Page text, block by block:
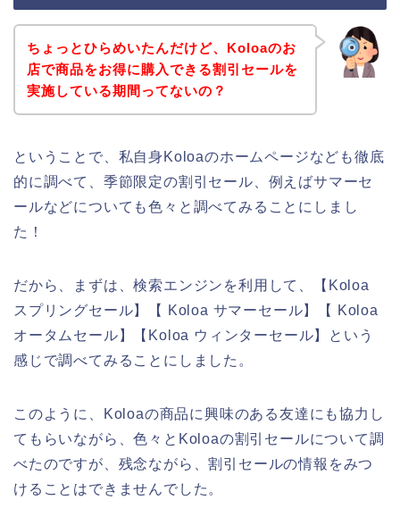
ちょっとひらめいたんだけど、Koloaのお
店で商品をお得に購入できる割引セールを
実施している期間ってないの？
ということで、私自身Koloaのホームページなども徹底
的に調べて、季節限定の割引セール、例えばサマーセ
ールなどについても色々と調べてみることにしまし
た！
だから、まずは、検索エンジンを利用して、【Koloa
スプリングセール】【 Koloa サマーセール】【 Koloa
オータムセール】【Koloa ウィンターセール】という
感じで調べてみることにしました。
このように、Koloaの商品に興味のある友達にも協力し
てもらいながら、色々とKoloaの割引セールについて調
べたのですが、残念ながら、割引セールの情報をみつ
けることはできませんでした。